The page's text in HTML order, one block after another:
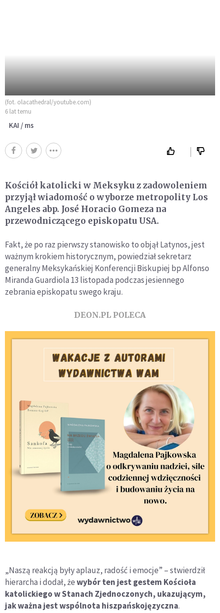
(fot. olacathedral/youtube.com)
6 lat temu
KAI / ms
Kościół katolicki w Meksyku z zadowoleniem
przyjął wiadomość o wyborze metropolity Los
Angeles abp. José Horacio Gomeza na
przewodniczącego episkopatu USA.
Fakt, że po raz pierwszy stanowisko to objął Latynos, jest
ważnym krokiem historycznym, powiedział sekretarz
generalny Meksykańskiej Konferencji Biskupiej bp Alfonso
Miranda Guardiola 13 listopada podczas jesiennego
zebrania episkopatu swego kraju.
DEON.PL POLECA
„Naszą reakcją były aplauz, radość i emocje” – stwierdził
hierarcha i dodał, żewybór ten jest gestem Kościoła
katolickiego w Stanach Zjednoczonych, ukazującym,
jak ważna jest wspólnota hiszpańskojęzyczna.